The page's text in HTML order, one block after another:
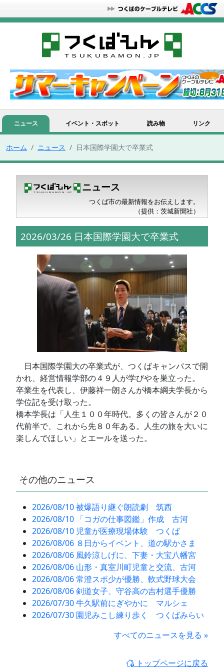
ニュース イベント・スポット 読み物 リンク
ホーム ニュース 日本国際学園大で卒業式
ニュース
つくば市の最新情報をお伝えします。
（提供：茨城新聞社）
2026/03/26 日本国際学園大で卒業式
日本国際学園大の卒業式が、つくばキャンパスで開
かれ、経営情報学部の４９人が学びやを巣立った。
卒業生を代表し、伊藤祥一朗さんが橋本綱夫学長から
学位記を受け取った。
橋本学長は「人生１００年時代。多くの皆さんが２０
代前半で、これから先８０年ある。人生の旅を大いに
楽しんでほしい」とエールを送った。
その他のニュース
2026/08/10 被爆語り継ぐ朗読劇 筑西
2026/08/10 「コガの仕事図鑑」作成 古河
2026/08/10 児童が医療現場体験 つくば
2026/08/06 ８日からイベント、道の駅かさま
2026/08/06 風鈴涼しげに、下妻・大宝八幡宮
2026/08/06 山形・真室川町児童と交流、古河
2026/08/06 常澄スポ少が優勝、軟式野球大会
2026/08/06 剣道女子、守谷高の吉村選手優勝
2026/07/30 牛久駅前にぎやかに マルシェ
2026/07/30 園児みこし練り歩く つくばみらい
すべてのニュースを見る »
トップページに戻る